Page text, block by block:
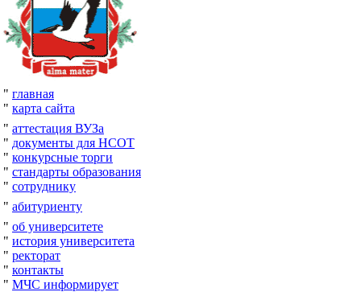
" главная
" карта сайта
" аттестация ВУЗа
" документы для НСОТ
" конкурсные торги
" стандарты образования
" сотруднику
" абитуриенту
" об университете
" история университета
" ректорат
" контакты
" МЧС информирует